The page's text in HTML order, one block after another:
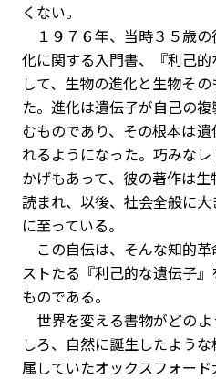
くない。
１９７６年、当時３５歳
化に関する入門書、『利己
して、生物の進化と生物そ
た。進化は遺伝子が自己の
むものであり、その根本は
れるようになった。巧みな
かげもあって、彼の著作は
読まれ、以後、社会全般に
に至っている。
この自伝は、そんな知的
ストたる『利己的な遺伝子
ものである。
世界を変える書物がどの
しろ、自然に誕生したよう
属していたオックスフォー